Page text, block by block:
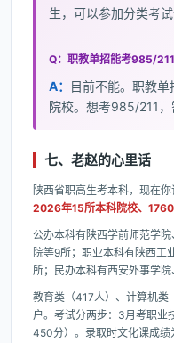
生，可以参加分类考试
Q：职教单招能考985/211
A：
目前不能。职教
院校。想考985/211，
七、老赵的心里话
陕西省职高生考本科，现在
2026年15所本科院校、1760
公办本科有陕西学前师范学
院等9所；职业本科有陕西工
所；民办本科有西安外事学院
教育类（417人）、计算机
户。考试分两步：3月考职
450分）。录取时文化课成绩